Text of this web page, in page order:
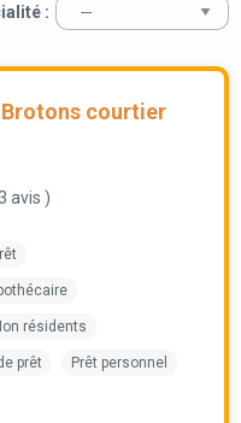
:
courtier
avis )
résidents
prêt Prêt personnel